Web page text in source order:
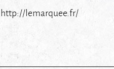
http://lemarquee.fr/